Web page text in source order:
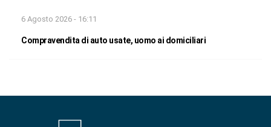
6 Agosto 2026 - 16:11
Compravendita di auto usate, uomo ai domiciliari